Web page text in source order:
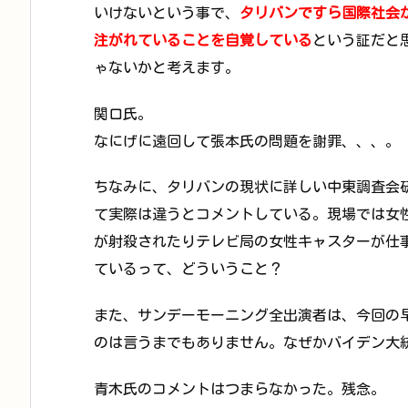
いけないという事で、 タリバンですら国際社会
注がれていることを自覚している という証だと
ゃないかと考えます。
関口氏。
なにげに遠回して張本氏の問題を謝罪、、、。
ちなみに、タリバンの現状に詳しい中東調査
て実際は違うとコメントしている。現場では
が射殺されたりテレビ局の女性キャスターが
ているって、どういうこと？
また、サンデーモーニング全出演者は、今回
のは言うまでもありません。なぜかバイデン大
青木氏のコメントはつまらなかった。残念。